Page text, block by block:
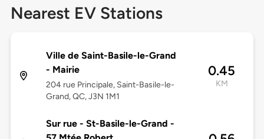
Nearest EV Stations
Ville de Saint-Basile-le-Grand
- Mairie
204 rue Principale, Saint-Basile-le-
Grand, QC, J3N 1M1
0.45
KM
Sur rue - St-Basile-le-Grand -